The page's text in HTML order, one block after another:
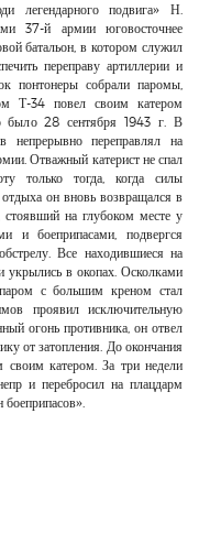
легендарного подвига» Н.
37-й армии юговосточнее
батальон, в котором служил
переправу артиллерии и
понтонеры собрали паромы,
Т-34 повел своим катером
было 28 сентября 1943 г. В
непрерывно переправлял на
Отважный катерист не спал
только тогда, когда силы
он вновь возвращался в
на глубоком месте у
и боеприпасами, подвергся
Все находившиеся на
укрылись в окопах. Осколками
с большим креном стал
проявил исключительную
огонь противника, он отвел
от затопления. До окончания
своим катером. За три недели
и перебросил на плацдарм
боеприпасов».